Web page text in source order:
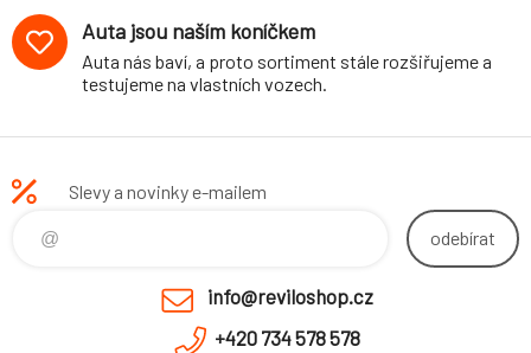
Auta jsou naším koníčkem
Auta nás baví, a proto sortiment stále rozšiřujeme a
testujeme na vlastních vozech.
Slevy a novinky e-mailem
odebírat
info@reviloshop.cz
+420 734 578 578